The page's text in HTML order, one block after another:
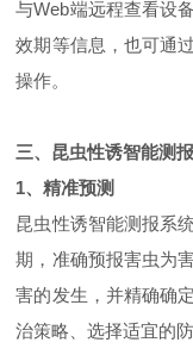
与Web端远程查看设
效期等信息，也可通
操作。
三、昆虫性诱智能测
1、精准预测
昆虫性诱智能测报系
期，准确预报害虫为
害的发生，并精确确
治策略、选择适宜的